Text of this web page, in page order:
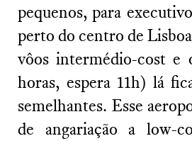
pequenos, para
perto do centro de
vôos intermédio-cost e
horas, espera 11h) lá
semelhantes. Esse
de angariação a low-